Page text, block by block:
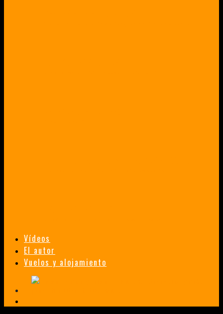
Vídeos
El autor
Vuelos y alojamiento